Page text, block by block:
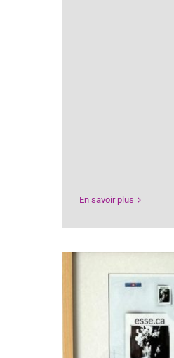
En savoir plus